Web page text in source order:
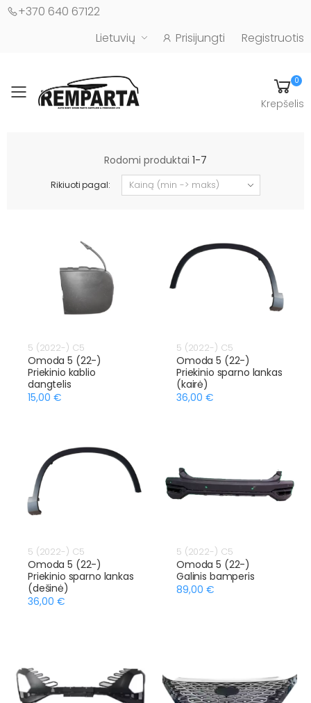
+370 640 67122
Lietuvių
Prisijungti Registruotis
Toggle mobile menu
0
Krepšelis
Rodomi produktai 1-7
Rikiuoti pagal:
5 (2022-) C5
Omoda 5 (22-)
Priekinio kablio
dangtelis
15,00 €
5 (2022-) C5
Omoda 5 (22-)
Priekinio sparno lankas
(kairė)
36,00 €
5 (2022-) C5
Omoda 5 (22-)
Priekinio sparno lankas
(dešinė)
36,00 €
5 (2022-) C5
Omoda 5 (22-)
Galinis bamperis
89,00 €